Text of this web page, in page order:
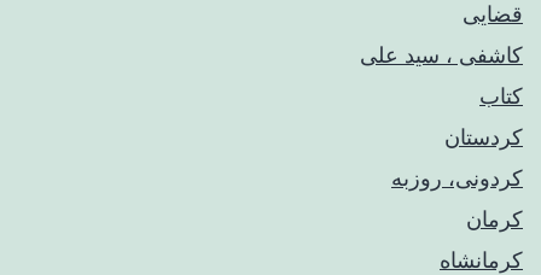
قضایی
کاشفی ، سید علی
کتاب
کردستان
کردونی، روزبه
کرمان
کرمانشاه